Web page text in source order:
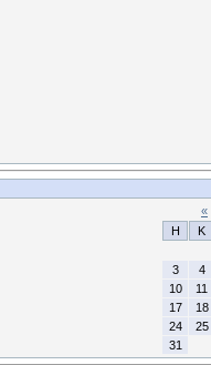
«
H
K
3
4
10
11
17
18
24
25
31